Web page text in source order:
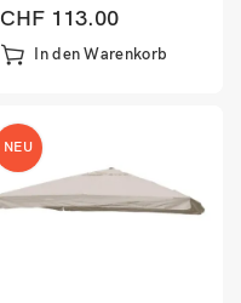
Schirmbezug
3,5×3,5m creme-grau
CHF 113.00
In den Warenkorb
NEU